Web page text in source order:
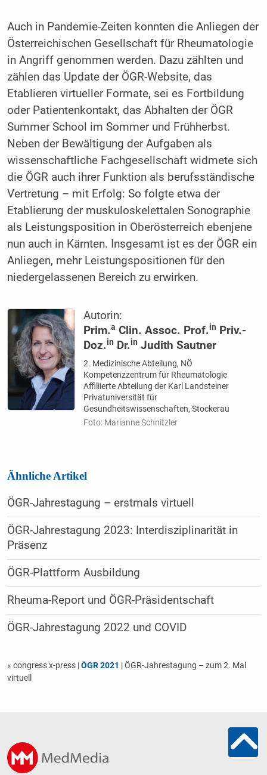
Auch in Pandemie-Zeiten konnten die Anliegen der
Österreichischen Gesellschaft für Rheumatologie
in Angriff genommen werden. Dazu zählten und
zählen das Update der ÖGR-Website, das
Etablieren virtueller Formate, sei es Fortbildung
oder Patientenkontakt, das Abhalten der ÖGR
Summer School im Sommer und Frühherbst.
Neben der Bewältigung der Aufgaben als
wissenschaftliche Fachgesellschaft widmete sich
die ÖGR auch ihrer Funktion als berufsständische
Vertretung – mit Erfolg: So folgte etwa der
Etablierung der muskuloskelettalen Sonographie
als Leistungsposition in Oberösterreich ebenjene
nun auch in Kärnten. Insgesamt ist es der ÖGR ein
Anliegen, mehr Leistungspositionen für den
niedergelassenen Bereich zu erwirken.
Autorin:
Prim.a Clin. Assoc. Prof.in
Priv.-
Doz.in Dr.in Judith Sautner
2. Medizinische Abteilung, NÖ
Kompetenzzentrum für Rheumatologie
Affiliierte Abteilung der Karl Landsteiner
Privatuniversität für
Gesundheitswissenschaften, Stockerau
Foto: Marianne Schnitzler
Ähnliche Artikel
ÖGR-Jahrestagung – erstmals virtuell
ÖGR-Jahrestagung 2023: Interdisziplinarität in
Präsenz
ÖGR-Plattform Ausbildung
Rheuma-Report und ÖGR-Präsidentschaft
ÖGR-Jahrestagung 2022 und COVID
« congress x-press |ÖGR 2021 | ÖGR-Jahrestagung – zum 2. Mal
virtuell